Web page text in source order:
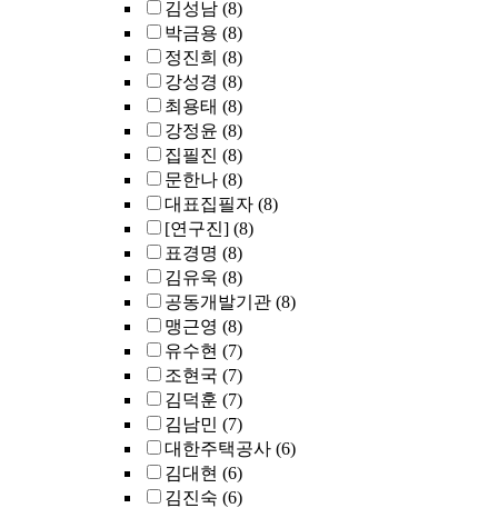
김성남 (8)
박금용 (8)
정진희 (8)
강성경 (8)
최용태 (8)
강정윤 (8)
집필진 (8)
문한나 (8)
대표집필자 (8)
[연구진] (8)
표경명 (8)
김유욱 (8)
공동개발기관 (8)
맹근영 (8)
유수현 (7)
조현국 (7)
김덕훈 (7)
김남민 (7)
대한주택공사 (6)
김대현 (6)
김진숙 (6)